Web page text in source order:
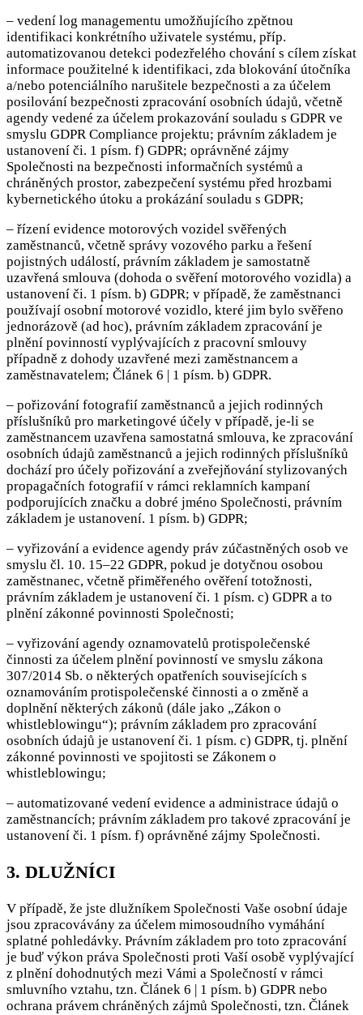
– vedení log managementu umožňujícího zpětnou
identifikaci konkrétního uživatele systému, příp.
automatizovanou detekci podezřelého chování s cílem získat
informace použitelné k identifikaci, zda blokování útočníka
a/nebo potenciálního narušitele bezpečnosti a za účelem
posilování bezpečnosti zpracování osobních údajů, včetně
agendy vedené za účelem prokazování souladu s GDPR ve
smyslu GDPR Compliance projektu; právním základem je
ustanovení či. 1 písm. f) GDPR; oprávněné zájmy
Společnosti na bezpečnosti informačních systémů a
chráněných prostor, zabezpečení systému před hrozbami
kybernetického útoku a prokázání souladu s GDPR;
– řízení evidence motorových vozidel svěřených
zaměstnanců, včetně správy vozového parku a řešení
pojistných událostí, právním základem je samostatně
uzavřená smlouva (dohoda o svěření motorového vozidla) a
ustanovení či. 1 písm. b) GDPR; v případě, že zaměstnanci
používají osobní motorové vozidlo, které jim bylo svěřeno
jednorázově (ad hoc), právním základem zpracování je
plnění povinností vyplývajících z pracovní smlouvy
případně z dohody uzavřené mezi zaměstnancem a
zaměstnavatelem; Článek 6 | 1 písm. b) GDPR.
– pořizování fotografií zaměstnanců a jejich rodinných
příslušníků pro marketingové účely v případě, je-li se
zaměstnancem uzavřena samostatná smlouva, ke zpracování
osobních údajů zaměstnanců a jejich rodinných příslušníků
dochází pro účely pořizování a zveřejňování stylizovaných
propagačních fotografií v rámci reklamních kampaní
podporujících značku a dobré jméno Společnosti, právním
základem je ustanovení. 1 písm. b) GDPR;
– vyřizování a evidence agendy práv zúčastněných osob ve
smyslu čl. 10. 15–22 GDPR, pokud je dotyčnou osobou
zaměstnanec, včetně přiměřeného ověření totožnosti,
právním základem je ustanovení či. 1 písm. c) GDPR a to
plnění zákonné povinnosti Společnosti;
– vyřizování agendy oznamovatelů protispolečenské
činnosti za účelem plnění povinností ve smyslu zákona
307/2014 Sb. o některých opatřeních souvisejících s
oznamováním protispolečenské činnosti a o změně a
doplnění některých zákonů (dále jako „Zákon o
whistleblowingu“); právním základem pro zpracování
osobních údajů je ustanovení či. 1 písm. c) GDPR, tj. plnění
zákonné povinnosti ve spojitosti se Zákonem o
whistleblowingu;
– automatizované vedení evidence a administrace údajů o
zaměstnancích; právním základem pro takové zpracování je
ustanovení či. 1 písm. f) oprávněné zájmy Společnosti.
3. DLUŽNÍCI
V případě, že jste dlužníkem Společnosti Vaše osobní údaje
jsou zpracovávány za účelem mimosoudního vymáhání
splatné pohledávky. Právním základem pro toto zpracování
je buď výkon práva Společnosti proti Vaší osobě vyplývající
z plnění dohodnutých mezi Vámi a Společností v rámci
smluvního vztahu, tzn. Článek 6 | 1 písm. b) GDPR nebo
ochrana právem chráněných zájmů Společnosti, tzn. Článek